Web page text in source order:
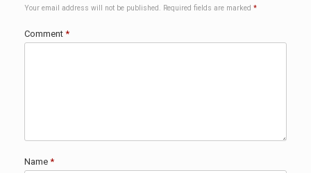
Your email address will not be published. Required fields are marked *
Comment *
Name *